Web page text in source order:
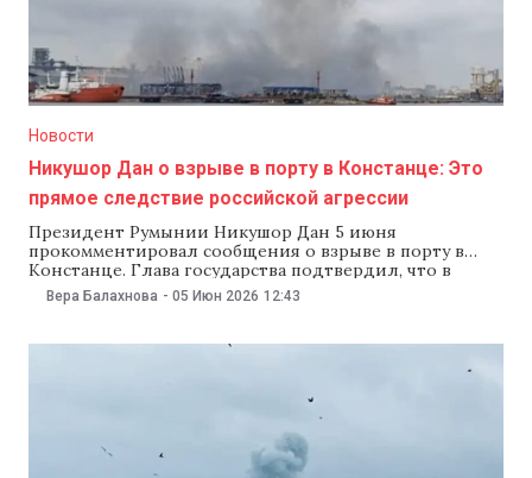
Новости
Никушор Дан о взрыве в порту в Констанце: Это
прямое следствие российской агрессии
Президент Румынии Никушор Дан 5 июня
прокомментировал сообщения о взрыве в порту в
Констанце. Глава государства подтвердил, что в
порту заметили дрон и снова возложил
ответственность за случившееся на Россию. «Такие
войны, развязанной Россией против Украины», —
Вера Балахнова - 05 Июн 2026 12:43